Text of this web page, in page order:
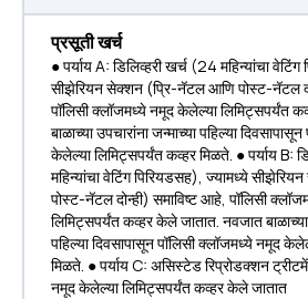
प्रसूती खर्च
● पर्याय A: डिलिव्हरी खर्च (24 महिन्यांचा
सीझेरियन सेक्शन (प्रि-नॅटल आणि पोस्ट-नॅटल
पॉलिसी क्लॉजमध्ये नमूद केलेल्या लिमिट्सपर्यंत
बाळाच्या उपचारांना जन्माच्या पहिल्या
केलेल्या लिमिट्सपर्यंत कव्हर मिळते. ● पर्याय B:
महिन्यांचा वेटिंग पिरियडसह), ज्यामध्ये
पोस्ट-नॅटल दोन्ही) समाविष्ट आहे, पॉलिसी
लिमिट्सपर्यंत कव्हर केले जातात. नवजात बाळाच्या
पहिल्या दिवसापासून पॉलिसी क्लॉजमध्ये नमूद
मिळते. ● पर्याय C: असिस्टेड रिप्रोडक्शन
नमूद केलेल्या लिमिट्सपर्यंत कव्हर केले जातात